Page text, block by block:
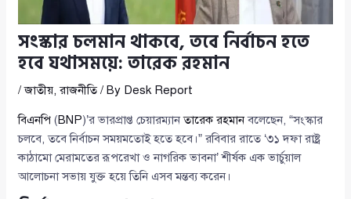
সংস্কার চলমান থাকবে, তবে নির্বাচন হতে
হবে যথাসময়ে: তারেক রহমান
/জাতীয়,রাজনীতি/ By Desk Report
বিএনপি (BNP)’র ভারপ্রাপ্ত চেয়ারম্যানতারেক রহমানবলেছেন, “সংস্কার
চলবে, তবে নির্বাচন সময়মতোই হতে হবে।” রবিবার রাতে ‘৩১ দফা রাষ্ট্র
কাঠামো মেরামতের রূপরেখা ও নাগরিক ভাবনা’ শীর্ষক এক ভার্চুয়াল
আলোচনা সভায় যুক্ত হয়ে তিনি এসব মন্তব্য করেন।